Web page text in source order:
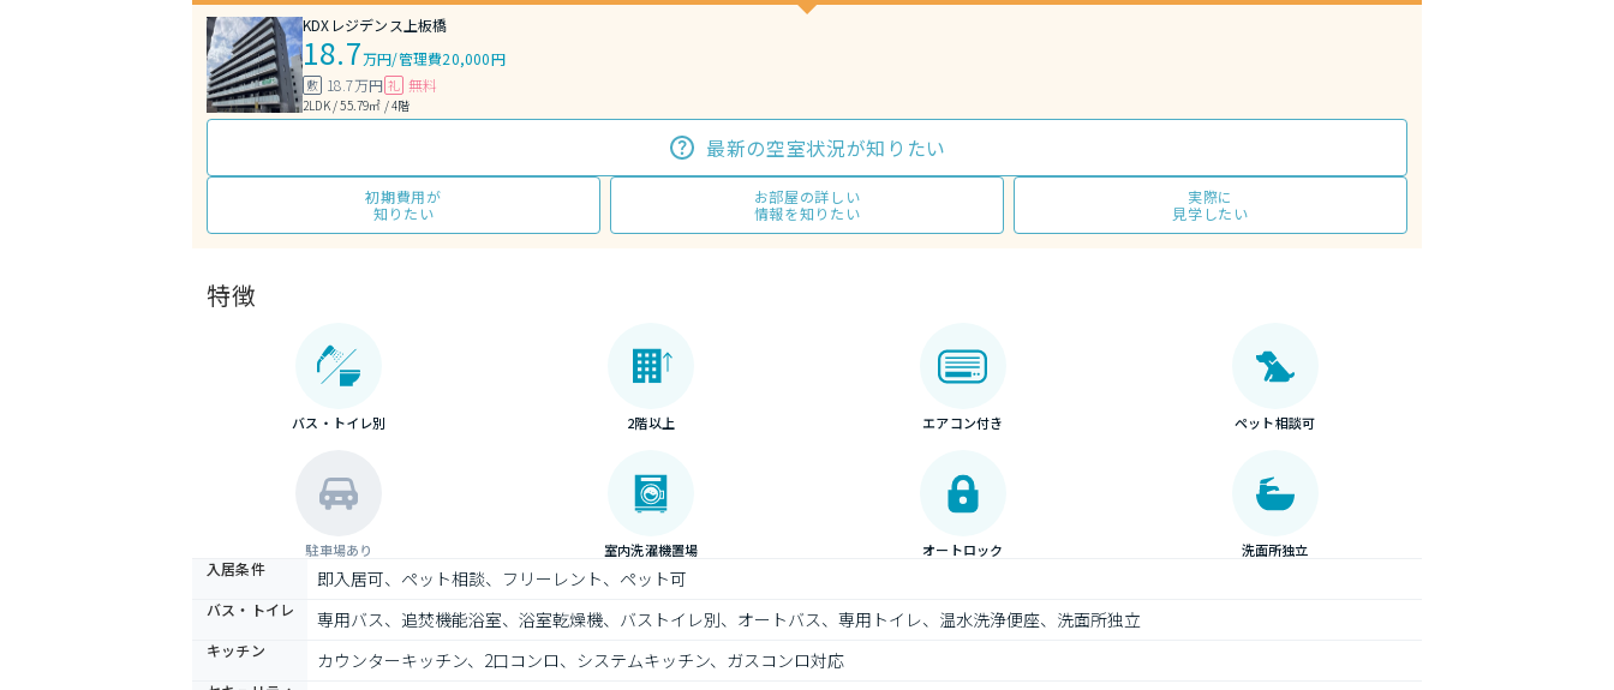
KDXレジデンス上板橋
18.7万円/管理費20,000円
敷 18.7万円 礼 無料
2LDK / 55.79㎡ / 4階
最新の空室状況が知りたい
初期費用が
知りたい
お部屋の詳しい
情報を知りたい
実際に
見学したい
特徴
バス・トイレ別 2階以上 エアコン付き ペット相談可
駐車場あり 室内洗濯機置場 オートロック 洗面所独立
入居条件 即入居可、ペット相談、フリーレント、ペット可
バス・トイレ 専用バス、追焚機能浴室、浴室乾燥機、バストイレ別、オートバス、専用トイレ、温水洗浄便座、洗面所独立
キッチン カウンターキッチン、2口コンロ、システムキッチン、ガスコンロ対応